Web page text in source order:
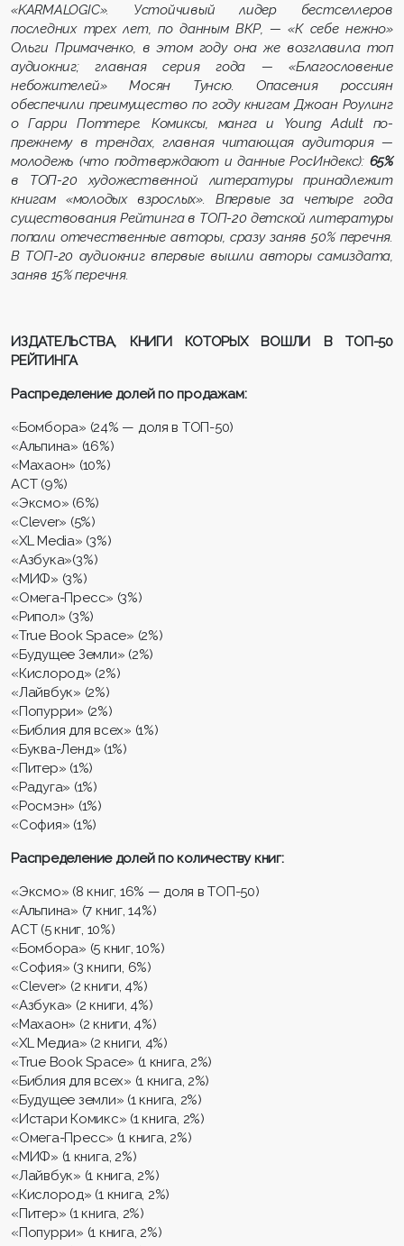
«KARMALOGIC». Устойчивый лидер бестселлеров
последних трех лет, по данным ВКР, — «К себе нежно»
Ольги Примаченко, в этом году она же возглавила топ
аудиокниг; главная серия года — «Благословение
небожителей» Мосян Тунсю. Опасения россиян
обеспечили преимущество по году книгам Джоан Роулинг
о Гарри Поттере. Комиксы, манга и Young Adult по-
прежнему в трендах, главная читающая аудитория —
молодежь (что подтверждают и данные РосИндекс): 65%
в ТОП-20 художественной литературы принадлежит
книгам «молодых взрослых». Впервые за четыре года
существования Рейтинга в ТОП-20 детской литературы
попали отечественные авторы, сразу заняв 50% перечня.
В ТОП-20 аудиокниг впервые вышли авторы самиздата,
заняв 15% перечня.
ИЗДАТЕЛЬСТВА, КНИГИ КОТОРЫХ ВОШЛИ В ТОП-50
РЕЙТИНГА
Распределение долей по продажам:
«Бомбора» (24% — доля в ТОП-50)
«Альпина» (16%)
«Махаон» (10%)
АСТ (9%)
«Эксмо» (6%)
«Clever» (5%)
«XL Media» (3%)
«Азбука»(3%)
«МИФ» (3%)
«Омега-Пресс» (3%)
«Рипол» (3%)
«True Book Space» (2%)
«Будущее Земли» (2%)
«Кислород» (2%)
«Лайвбук» (2%)
«Попурри» (2%)
«Библия для всех» (1%)
«Буква-Ленд» (1%)
«Питер» (1%)
«Радуга» (1%)
«Росмэн» (1%)
«София» (1%)
Распределение долей по количеству книг:
«Эксмо» (8 книг, 16% — доля в ТОП-50)
«Альпина» (7 книг, 14%)
АСТ (5 книг, 10%)
«Бомбора» (5 книг, 10%)
«София» (3 книги, 6%)
«Clever» (2 книги, 4%)
«Азбука» (2 книги, 4%)
«Махаон» (2 книги, 4%)
«XL Медиа» (2 книги, 4%)
«True Book Space» (1 книга, 2%)
«Библия для всех» (1 книга, 2%)
«Будущее земли» (1 книга, 2%)
«Истари Комикс» (1 книга, 2%)
«Омега-Пресс» (1 книга, 2%)
«МИФ» (1 книга, 2%)
«Лайвбук» (1 книга, 2%)
«Кислород» (1 книга, 2%)
«Питер» (1 книга, 2%)
«Попурри» (1 книга, 2%)